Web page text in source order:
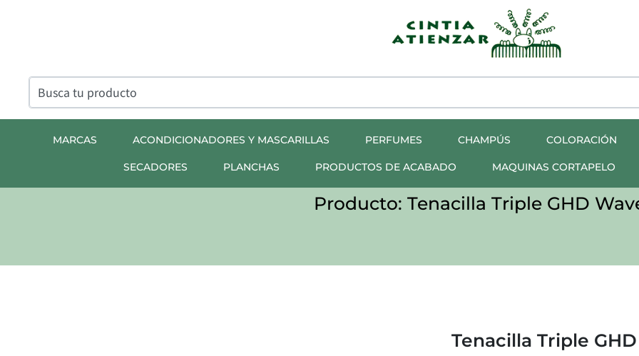
MARCAS ACONDICIONADORES Y MASCARILLAS PERFUMES CHAMPÚS COLORACIÓN
SECADORES PLANCHAS PRODUCTOS DE ACABADO MAQUINAS CORTAPELO
Producto: Tenacilla Triple GHD
Tenacilla Triple